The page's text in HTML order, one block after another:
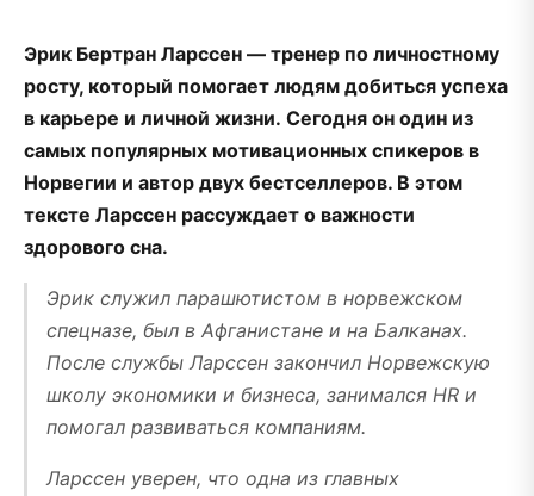
Эрик Бертран Ларссен — тренер по личностному
росту, который помогает людям добиться успеха
в карьере и личной жизни. Сегодня он один из
самых популярных мотивационных спикеров в
Норвегии и автор двух бестселлеров. В этом
тексте Ларссен рассуждает о важности
здорового сна.
Эрик служил парашютистом в норвежском
спецназе, был в Афганистане и на Балканах.
После службы Ларссен закончил Норвежскую
школу экономики и бизнеса, занимался HR и
помогал развиваться компаниям.
Ларссен уверен, что одна из главных